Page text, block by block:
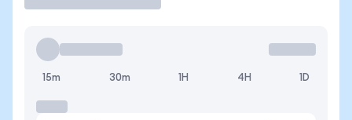
15m 30m 1H 4H 1D